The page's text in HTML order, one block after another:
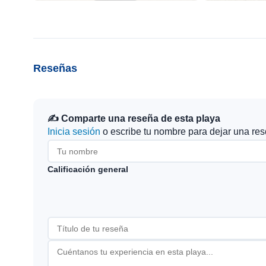
Reseñas
✍️ Comparte una reseña de esta playa
Inicia sesión o escribe tu nombre para dejar una
Calificación general